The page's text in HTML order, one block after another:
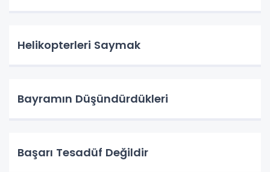
Helikopterleri Saymak
Bayramın Düşündürdükleri
Başarı Tesadüf Değildir